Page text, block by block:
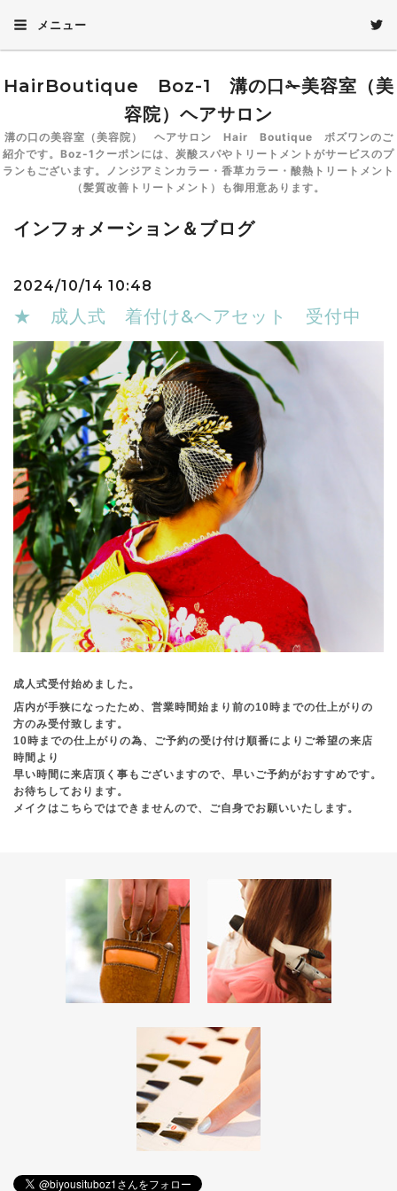
メニュー
HairBoutique Boz-1 溝の口✁美容室（美
容院）ヘアサロン
溝の口の美容室（美容院） ヘアサロン Hair Boutique ボズワンのご
紹介です。Boz-1クーポンには、炭酸スパやトリートメントがサービスのプ
ランもございます。ノンジアミンカラー・香草カラー・酸熱トリートメント
（髪質改善トリートメント）も御用意あります。
インフォメーション＆ブログ
2024/10/14 10:48
★ 成人式 着付け&ヘアセット 受付中
成人式受付始めました。
店内が手狭になったため、営業時間始まり前の10時までの仕上がりの
方のみ受付致します。
10時までの仕上がりの為、ご予約の受け付け順番によりご希望の来店
時間より
早い時間に来店頂く事もございますので、早いご予約がおすすめです。
お待ちしております。
メイクはこちらではできませんので、ご自身でお願いいたします。